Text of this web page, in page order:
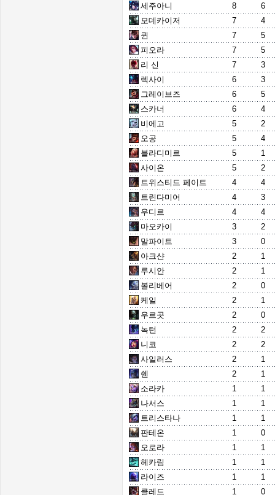
세주아니 8
6
모데카이저
7
4
퀸
7
5
피오라
7
5
리 신
7
3
렉사이
6
3
그레이브즈
6
5
스카너
6
4
비에고
5
2
오공
5
4
블라디미르
5
1
사이온
5
2
트위스티드 페이트
4
4
트린다미어
4
3
우디르
4
4
마오카이
3
2
말파이트
3
0
아크샨
2
1
루시안
2
1
볼리베어
2
0
케일
2
1
우르곳
2
0
녹턴
2
2
니코
2
2
사일러스
2
1
쉔
2
1
소라카
1
1
나서스
1
1
트리스타나
1
1
판테온
1
0
오로라
1
1
헤카림
1
1
라이즈
1
1
클레드
1
0